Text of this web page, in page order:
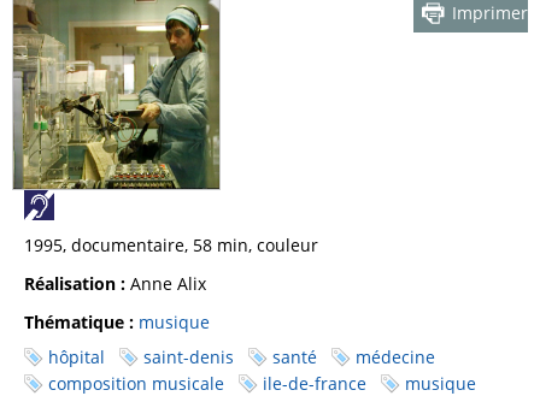
Imprimer
1995, documentaire, 58 min, couleur
Réalisation : Anne Alix
Thématique : musique
hôpital
saint-denis santé
médecine
composition musicale
ile-de-france
musique